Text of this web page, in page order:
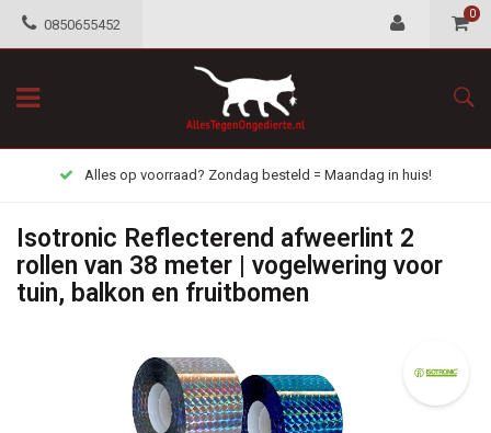
0850655452
0
Alles op voorraad? Zondag besteld = Maandag in huis!
Isotronic Reflecterend afweerlint 2
rollen van 38 meter | vogelwering voor
tuin, balkon en fruitbomen